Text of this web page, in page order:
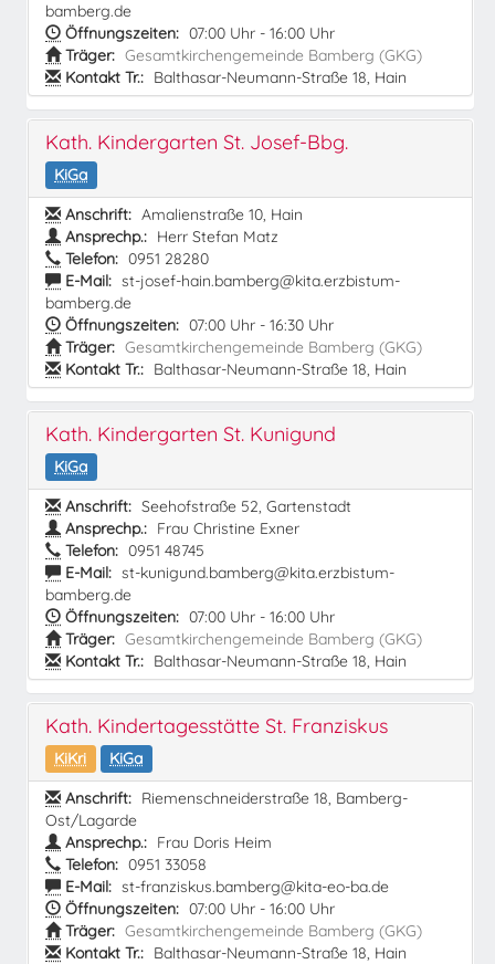
bamberg.de
Öffnungszeiten: 07:00 Uhr - 16:00 Uhr
Träger: Gesamtkirchengemeinde Bamberg (GKG)
Kontakt Tr.: Balthasar-Neumann-Straße 18, Hain
Kath. Kindergarten St. Josef-Bbg.
KiGa
Anschrift: Amalienstraße 10, Hain
Ansprechp.: Herr Stefan Matz
Telefon: 0951 28280
E-Mail: st-josef-hain.bamberg@kita.erzbistum-
bamberg.de
Öffnungszeiten: 07:00 Uhr - 16:30 Uhr
Träger: Gesamtkirchengemeinde Bamberg (GKG)
Kontakt Tr.: Balthasar-Neumann-Straße 18, Hain
Kath. Kindergarten St. Kunigund
KiGa
Anschrift: Seehofstraße 52, Gartenstadt
Ansprechp.: Frau Christine Exner
Telefon: 0951 48745
E-Mail: st-kunigund.bamberg@kita.erzbistum-
bamberg.de
Öffnungszeiten: 07:00 Uhr - 16:00 Uhr
Träger: Gesamtkirchengemeinde Bamberg (GKG)
Kontakt Tr.: Balthasar-Neumann-Straße 18, Hain
Kath. Kindertagesstätte St. Franziskus
KiKri
KiGa
Anschrift: Riemenschneiderstraße 18, Bamberg-
Ost/Lagarde
Ansprechp.: Frau Doris Heim
Telefon: 0951 33058
E-Mail: st-franziskus.bamberg@kita-eo-ba.de
Öffnungszeiten: 07:00 Uhr - 16:00 Uhr
Träger: Gesamtkirchengemeinde Bamberg (GKG)
Kontakt Tr.: Balthasar-Neumann-Straße 18, Hain